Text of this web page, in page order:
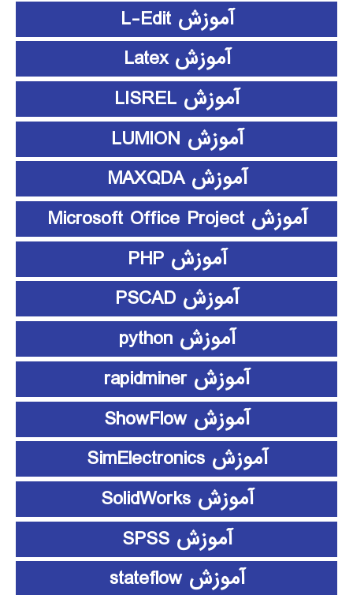
آموزش L-Edit
آموزش Latex
آموزش LISREL
آموزش LUMION
آموزش MAXQDA
آموزش Microsoft Office Project
آموزش PHP
آموزش PSCAD
آموزش python
آموزش rapidminer
آموزش ShowFlow
آموزش SimElectronics
آموزش SolidWorks
آموزش SPSS
آموزش stateflow